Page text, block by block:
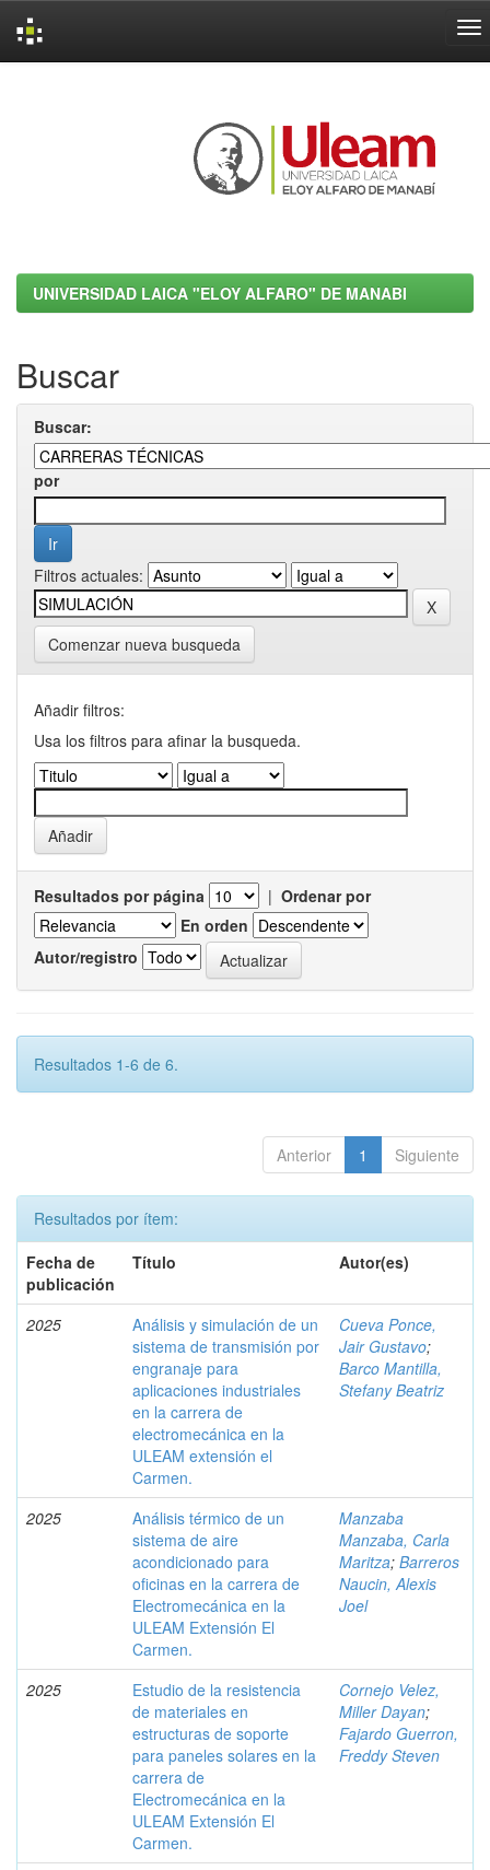
UNIVERSIDAD LAICA "ELOY ALFARO" DE MANABI
Buscar
Buscar:
por
Filtros actuales:
Comenzar nueva busqueda
Añadir filtros:
Usa los filtros para afinar la busqueda.
Resultados por página | Ordenar por
En orden
Autor/registro
Resultados 1-6 de 6.
Anterior 1 Siguiente
Resultados por ítem:
Fecha de
publicación
Título Autor(es)
2025
Análisis y simulación de un
sistema de transmisión por
engranaje para
aplicaciones industriales
en la carrera de
electromecánica en la
ULEAM extensión el
Carmen.
Cueva Ponce,
Jair Gustavo;
Barco Mantilla,
Stefany Beatriz
2025
Análisis térmico de un
sistema de aire
acondicionado para
oficinas en la carrera de
Electromecánica en la
ULEAM Extensión El
Carmen.
Manzaba
Manzaba, Carla
Maritza; Barreros
Naucin, Alexis
Joel
2025
Estudio de la resistencia
de materiales en
estructuras de soporte
para paneles solares en la
carrera de
Electromecánica en la
ULEAM Extensión El
Carmen.
Cornejo Velez,
Miller Dayan;
Fajardo Guerron,
Freddy Steven